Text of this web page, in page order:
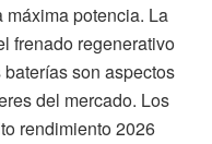
potencia. La
frenado regenerativo
son aspectos
del mercado. Los
rendimiento 2026